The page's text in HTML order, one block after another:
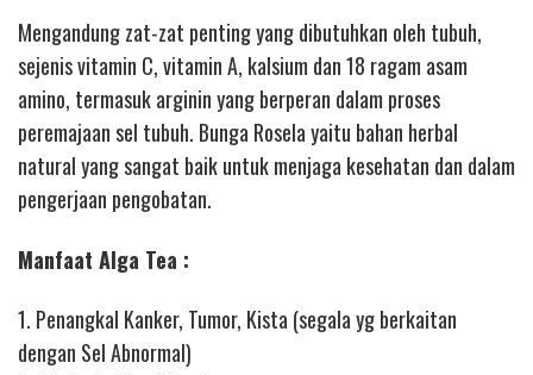
Mengandung zat-zat penting yang dibutuhkan oleh tubuh,
sejenis vitamin C, vitamin A, kalsium dan 18 ragam asam
amino, termasuk arginin yang berperan dalam proses
peremajaan sel tubuh. Bunga Rosela yaitu bahan herbal
natural yang sangat baik untuk menjaga kesehatan dan dalam
pengerjaan pengobatan.
Manfaat Alga Tea :
1. Penangkal Kanker, Tumor, Kista (segala yg berkaitan
dengan Sel Abnormal)